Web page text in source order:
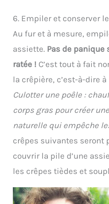
6. Empiler et conserver
Au fur et à mesure,
assiette. Pas de panique
ratée ! C’est tout à fait
la crêpière, c’est-à-dire
Culotter une poêle :
corps gras pour créer
naturelle qui empêche
crêpes suivantes seront
couvrir la pile d’une
les crêpes tièdes et